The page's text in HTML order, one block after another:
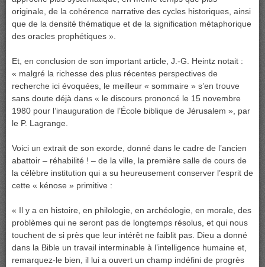
originale, de la cohérence narrative des cycles historiques, ainsi
que de la densité thématique et de la signification métaphorique
des oracles prophétiques ».
Et, en conclusion de son important article, J.-G. Heintz notait :
« malgré la richesse des plus récentes perspectives de
recherche ici évoquées, le meilleur « sommaire » s’en trouve
sans doute déjà dans « le discours prononcé le 15 novembre
1980 pour l’inauguration de l’École biblique de Jérusalem », par
le P. Lagrange.
Voici un extrait de son exorde, donné dans le cadre de l’ancien
abattoir – réhabilité ! – de la ville, la première salle de cours de
la célèbre institution qui a su heureusement conserver l’esprit de
cette « kénose » primitive :
« Il y a en histoire, en philologie, en archéologie, en morale, des
problèmes qui ne seront pas de longtemps résolus, et qui nous
touchent de si près que leur intérêt ne faiblit pas. Dieu a donné
dans la Bible un travail interminable à l’intelligence humaine et,
remarquez-le bien, il lui a ouvert un champ indéfini de progrès